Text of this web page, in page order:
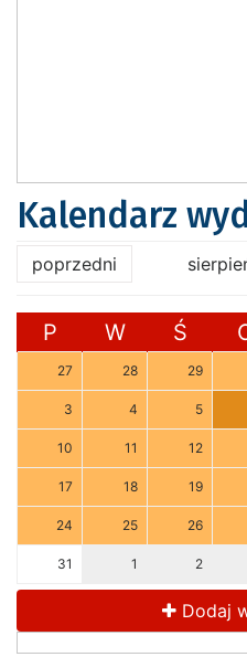
Kalendarz
poprzedni
P W Ś
27 28 29
3 4 5
10 11 12
17 18 19
24 25 26
31 1 2
Dodaj